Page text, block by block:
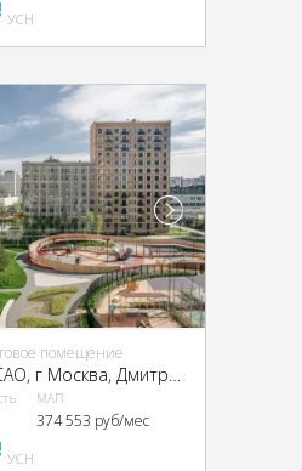
УСН
помещение
МАП
374 553 руб/мес
УСН